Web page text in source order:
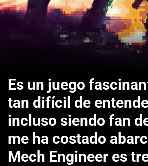
Es un juego
tan difícil de
incluso siendo fan
me ha costado
Mech Engineer es